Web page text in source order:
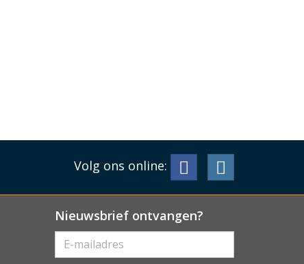
Volg ons online:
Nieuwsbrief ontvangen?